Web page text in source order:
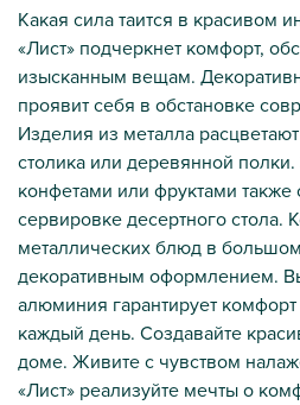
Какая сила таится в красивом
«Лист» подчеркнет комфорт,
изысканным вещам.
проявит себя в обстановке
Изделия из металла
столика или деревянной полки.
конфетами или фруктами также
сервировке десертного стола.
металлических блюд в
декоративным оформлением.
алюминия гарантирует комфорт
каждый день. Создавайте
доме. Живите с чувством
«Лист» реализуйте мечты о